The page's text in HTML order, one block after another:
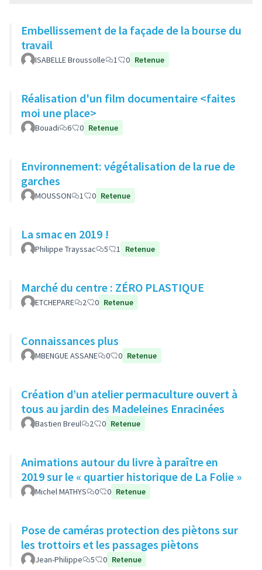
Embellissement de la façade de la bourse du
travail
ISABELLE Broussolle 1 0 Retenue
Réalisation d'un film documentaire <faites
moi une place>
Bouadi 6 0 Retenue
Environnement: végétalisation de la rue de
garches
MOUSSON 1 0 Retenue
La smac en 2019 !
Philippe Trayssac 5 1 Retenue
Marché du centre : ZÉRO PLASTIQUE
ETCHEPARE 2 0 Retenue
Connaissances plus
MBENGUE ASSANE 0 0 Retenue
Création d’un atelier permaculture ouvert à
tous au jardin des Madeleines Enracinées
Bastien Breul 2 0 Retenue
Animations autour du livre à paraître en
2019 sur le « quartier historique de La Folie »
Michel MATHYS 0 0 Retenue
Pose de caméras protection des piètons sur
les trottoirs et les passages piètons
Jean-Philippe 5 0 Retenue